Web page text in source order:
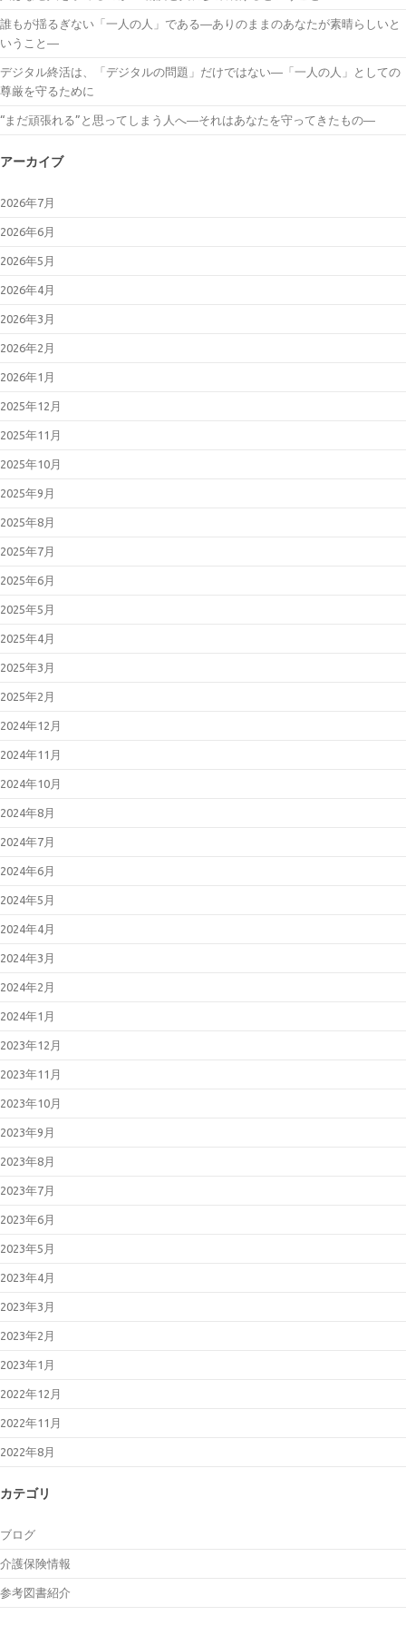
誰もが揺るぎない「一人の人」である―ありのままのあなたが素晴らしいと
いうこと―
デジタル終活は、「デジタルの問題」だけではない―「一人の人」としての
尊厳を守るために
“まだ頑張れる”と思ってしまう人へ―それはあなたを守ってきたもの―
アーカイブ
2026年7月
2026年6月
2026年5月
2026年4月
2026年3月
2026年2月
2026年1月
2025年12月
2025年11月
2025年10月
2025年9月
2025年8月
2025年7月
2025年6月
2025年5月
2025年4月
2025年3月
2025年2月
2024年12月
2024年11月
2024年10月
2024年8月
2024年7月
2024年6月
2024年5月
2024年4月
2024年3月
2024年2月
2024年1月
2023年12月
2023年11月
2023年10月
2023年9月
2023年8月
2023年7月
2023年6月
2023年5月
2023年4月
2023年3月
2023年2月
2023年1月
2022年12月
2022年11月
2022年8月
カテゴリ
ブログ
介護保険情報
参考図書紹介